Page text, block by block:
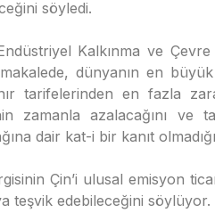
söyledi.
Kalkınma ve Çevre
dünyanın en
tarifelerinden en fazla
zamanla azalacağını ve
dair kat-i bir kanıt
Çin’i ulusal emisyon
teşvik edebileceğini söylüyor.